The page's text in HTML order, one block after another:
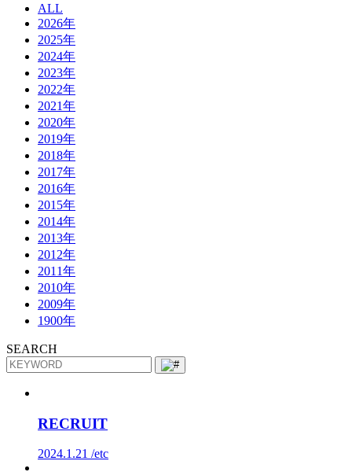
ALL
2026年
2025年
2024年
2023年
2022年
2021年
2020年
2019年
2018年
2017年
2016年
2015年
2014年
2013年
2012年
2011年
2010年
2009年
1900年
SEARCH
RECRUIT
2024.1.21 /etc